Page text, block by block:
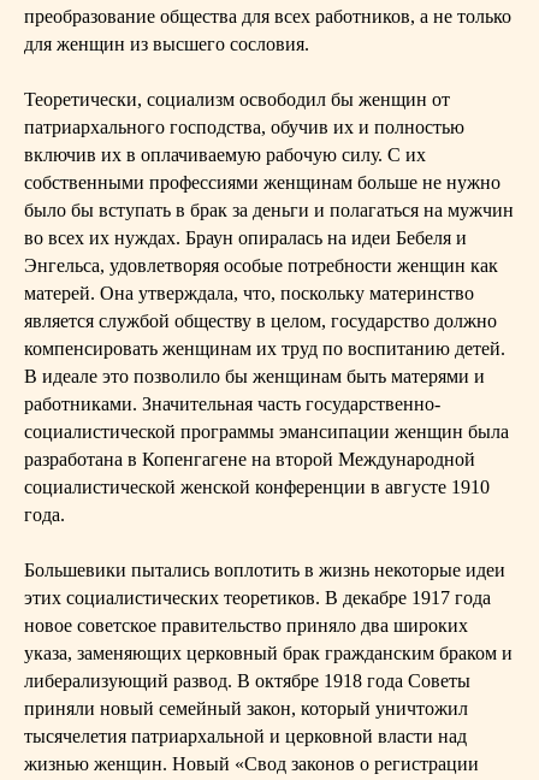
преобразование общества для всех работников, а не только
для женщин из высшего сословия.
Теоретически, социализм освободил бы женщин от
патриархального господства, обучив их и полностью
включив их в оплачиваемую рабочую силу. С их
собственными профессиями женщинам больше не нужно
было бы вступать в брак за деньги и полагаться на мужчин
во всех их нуждах. Браун опиралась на идеи Бебеля и
Энгельса, удовлетворяя особые потребности женщин как
матерей. Она утверждала, что, поскольку материнство
является службой обществу в целом, государство должно
компенсировать женщинам их труд по воспитанию детей.
В идеале это позволило бы женщинам быть матерями и
работниками. Значительная часть государственно-
социалистической программы эмансипации женщин была
разработана в Копенгагене на второй Международной
социалистической женской конференции в августе 1910
года.
Большевики пытались воплотить в жизнь некоторые идеи
этих социалистических теоретиков. В декабре 1917 года
новое советское правительство приняло два широких
указа, заменяющих церковный брак гражданским браком и
либерализующий развод. В октябре 1918 года Советы
приняли новый семейный закон, который уничтожил
тысячелетия патриархальной и церковной власти над
жизнью женщин. Новый «Свод законов о регистрации